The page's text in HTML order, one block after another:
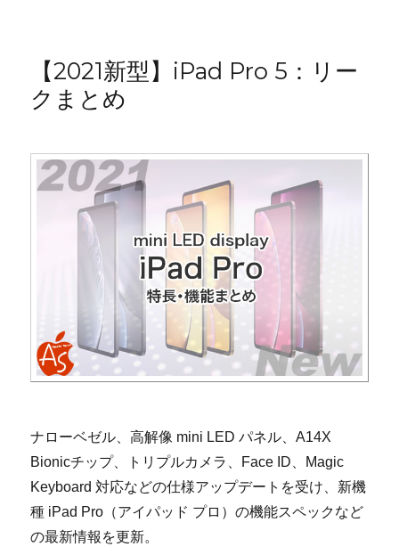
【2021新型】iPad Pro 5：リー
クまとめ
ナローベゼル、高解像 mini LED パネル、A14X
Bionicチップ、トリプルカメラ、Face ID、Magic
Keyboard 対応などの仕様アップデートを受け、新機
種 iPad Pro（アイパッド プロ）の機能スペックなど
の最新情報を更新。